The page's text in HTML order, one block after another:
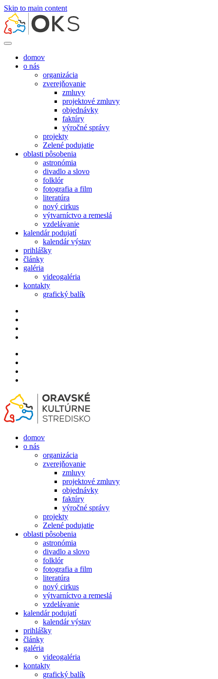
Skip to main content
domov
o nás
organizácia
zverejňovanie
zmluvy
projektové zmluvy
objednávky
faktúry
výročné správy
projekty
Zelené podujatie
oblasti pôsobenia
astronómia
divadlo a slovo
folklór
fotografia a film
literatúra
nový cirkus
výtvarníctvo a remeslá
vzdelávanie
kalendár podujatí
kalendár výstav
prihlášky
články
galéria
videogaléria
kontakty
grafický balík
domov
o nás
organizácia
zverejňovanie
zmluvy
projektové zmluvy
objednávky
faktúry
výročné správy
projekty
Zelené podujatie
oblasti pôsobenia
astronómia
divadlo a slovo
folklór
fotografia a film
literatúra
nový cirkus
výtvarníctvo a remeslá
vzdelávanie
kalendár podujatí
kalendár výstav
prihlášky
články
galéria
videogaléria
kontakty
grafický balík
rokmesiac
rokmesiac